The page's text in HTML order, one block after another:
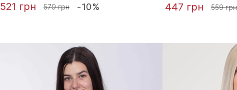
521 грн 579 грн -10% 447 грн 559 грн